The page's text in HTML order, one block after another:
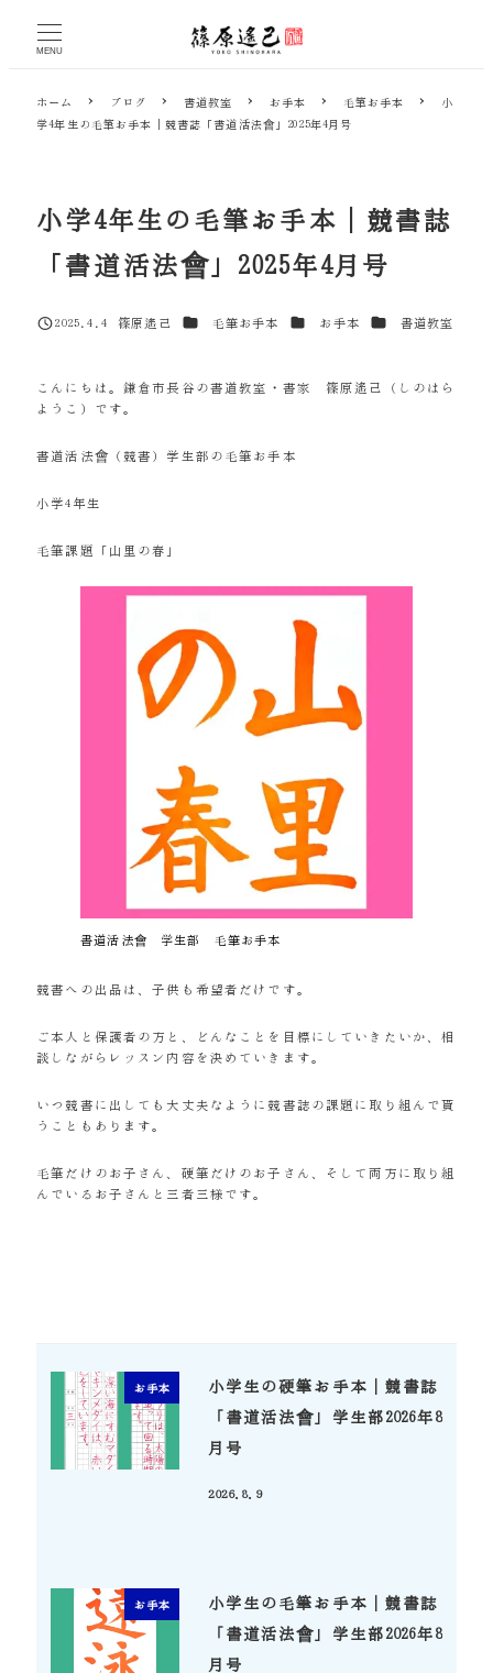
MENU
ホーム ブログ 書道教室 お手本 毛筆お手本
小
学4年生の毛筆お手本｜競書誌「書道活法會」2025年4月号
小学4年生の毛筆お手本｜競書誌
「書道活法會」2025年4月号
投稿日
2025.4.4
篠原遙己 カテゴリー
毛筆お手本 カテゴリー
お手本 カテゴリー
書道教室
こんにちは。鎌倉市長谷の書道教室・書家 篠原遙己（しのはら
ようこ）です。
書道活法會（競書）学生部の毛筆お手本
小学4年生
毛筆課題「山里の春」
書道活法會 学生部 毛筆お手本
競書への出品は、子供も希望者だけです。
ご本人と保護者の方と、どんなことを目標にしていきたいか、相
談しながらレッスン内容を決めていきます。
いつ競書に出しても大丈夫なように競書誌の課題に取り組んで貰
うこともあります。
毛筆だけのお子さん、硬筆だけのお子さん、そして両方に取り組
んでいるお子さんと三者三様です。
お手本
小学生の硬筆お手本｜競書誌
「書道活法會」学生部2026年8
月号
2026.8.9
お手本
小学生の毛筆お手本｜競書誌
「書道活法會」学生部2026年8
月号